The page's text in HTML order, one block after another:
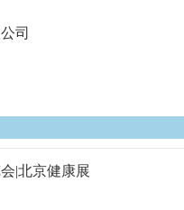
司
|北京健康展